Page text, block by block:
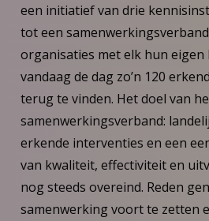
een initiatief van drie
tot een
organisaties met elk hun
vandaag de dag zo’n 120
terug te vinden. Het doel van
samenwerkingsverband:
erkende interventies en een
van kwaliteit, effectiviteit en
nog steeds overeind. Reden
samenwerking voort te zetten